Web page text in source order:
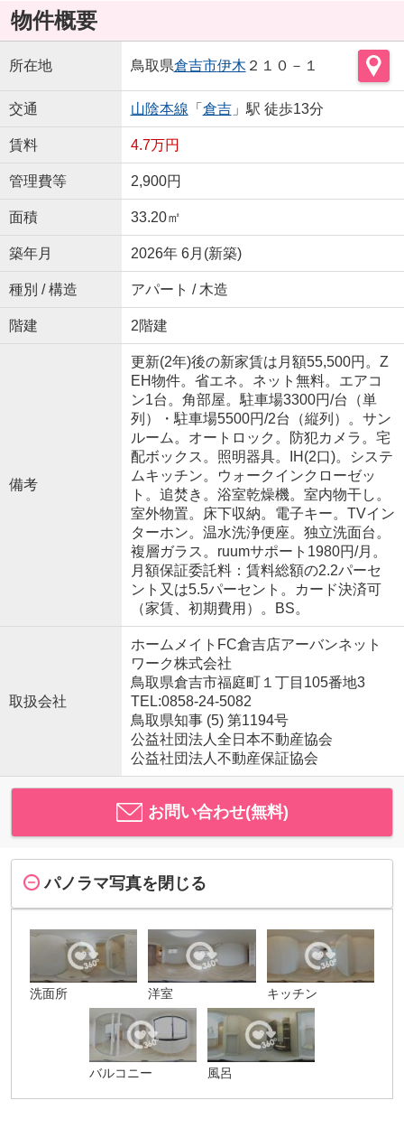
物件概要
所在地 鳥取県倉吉市伊木 ２１０－１
交通 山陰本線 「 倉吉」駅 徒歩13分
賃料 4.7万円
管理費等 2,900円
面積 33.20㎡
築年月 2026年 6月(新築)
種別 / 構造 アパート / 木造
階建 2階建
備考
更新(2年)後の新家賃は月額55,500円。Z
EH物件。省エネ。ネット無料。エアコ
ン1台。角部屋。駐車場3300円/台（単
列）・駐車場5500円/2台（縦列）。サン
ルーム。オートロック。防犯カメラ。宅
配ボックス。照明器具。IH(2口)。システ
ムキッチン。ウォークインクローゼッ
ト。追焚き。浴室乾燥機。室内物干し。
室外物置。床下収納。電子キー。TVイン
ターホン。温水洗浄便座。独立洗面台。
複層ガラス。ruumサポート1980円/月。
月額保証委託料：賃料総額の2.2パーセ
ント又は5.5パーセント。カード決済可
（家賃、初期費用）。BS。
取扱会社
ホームメイトFC倉吉店アーバンネット
ワーク株式会社
鳥取県倉吉市福庭町１丁目105番地3
TEL:0858-24-5082
鳥取県知事 (5) 第1194号
公益社団法人全日本不動産協会
公益社団法人不動産保証協会
お問い合わせ(無料)
パノラマ写真を閉じる
洗面所 洋室 キッチン
バルコニー 風呂